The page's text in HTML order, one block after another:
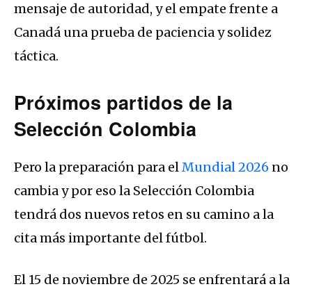
mensaje de autoridad, y el empate frente a
Canadá una prueba de paciencia y solidez
táctica.
Próximos partidos de la
Selección Colombia
Pero la preparación para elMundial 2026 no
cambia y por eso la Selección Colombia
tendrá dos nuevos retos en su camino a la
cita más importante del fútbol.
El 15 de noviembre de 2025 se enfrentará a la